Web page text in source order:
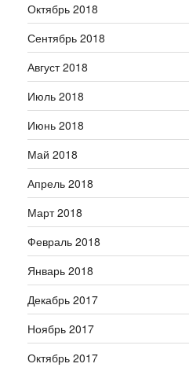
Октябрь 2018
Сентябрь 2018
Август 2018
Июль 2018
Июнь 2018
Май 2018
Апрель 2018
Март 2018
Февраль 2018
Январь 2018
Декабрь 2017
Ноябрь 2017
Октябрь 2017